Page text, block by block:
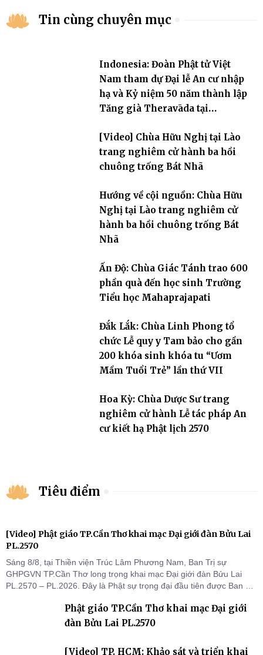
Tin cùng chuyên mục
Indonesia: Đoàn Phật tử Việt
Nam tham dự Đại lễ An cư nhập
hạ và Kỷ niệm 50 năm thành lập
Tăng già Theravāda tại
[Video] Chùa Hữu Nghị tại Lào
trang nghiêm cử hành ba hồi
chuông trống Bát Nhã
Hướng về cội nguồn: Chùa Hữu
Nghị tại Lào trang nghiêm cử
hành ba hồi chuông trống Bát
Nhã
Ấn Độ: Chùa Giác Tánh trao 600
phần quà đến học sinh Trường
Tiểu học Mahaprajapati
Đắk Lắk: Chùa Linh Phong tổ
chức Lễ quy y Tam bảo cho gần
200 khóa sinh khóa tu “Ươm
Mầm Tuổi Trẻ” lần thứ VII
Hoa Kỳ: Chùa Dược Sư trang
nghiêm cử hành Lễ tác pháp An
cư kiết hạ Phật lịch 2570
Tiêu điểm
[Video] Phật giáo TP.Cần Thơ khai mạc Đại giới đàn Bửu Lai
PL.2570
Sáng 8/8, tại Thiền viện Trúc Lâm Phương Nam, Ban Trị sự
GHPGVN TP.Cần Thơ long trọng khai mạc Đại giới đàn Bửu Lai
PL.2570 – PL.2026. Đây là Phật sự trọng đại đầu tiên được Ban Trị
thứ I, thể hiện sự quan tâm đối với công tác truyền giới, đào tạo
Tăng tài và tiếp nối mạng mạch Tăng-g
Phật giáo TP.Cần Thơ khai mạc Đại giới
đàn Bửu Lai PL.2570
[Video] TP. HCM: Khảo sát và triển khai